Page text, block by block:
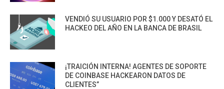
VENDIÓ SU USUARIO POR $1.000 Y DESATÓ EL
HACKEO DEL AÑO EN LA BANCA DE BRASIL
¡TRAICIÓN INTERNA! AGENTES DE SOPORTE
DE COINBASE HACKEARON DATOS DE
CLIENTES”